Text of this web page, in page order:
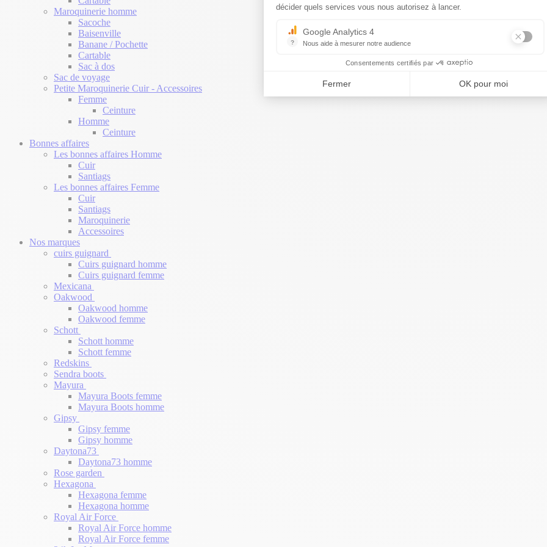
décider quels services vous nous autorisez à lancer.
?
Google Analytics 4
Nous aide à mesurer notre audience
Consentements certifiés par
Fermer OK pour moi
Maroquinerie homme
Sacoche
Baisenville
Banane / Pochette
Cartable
Sac à dos
Sac de voyage
Petite Maroquinerie Cuir - Accessoires
Femme
Ceinture
Homme
Ceinture
Bonnes affaires
Les bonnes affaires Homme
Cuir
Santiags
Les bonnes affaires Femme
Cuir
Santiags
Maroquinerie
Accessoires
Nos marques
cuirs guignard
Cuirs guignard homme
Cuirs guignard femme
Mexicana
Oakwood
Oakwood homme
Oakwood femme
Schott
Schott homme
Schott femme
Redskins
Sendra boots
Mayura
Mayura Boots femme
Mayura Boots homme
Gipsy
Gipsy femme
Gipsy homme
Daytona73
Daytona73 homme
Rose garden
Hexagona
Hexagona femme
Hexagona homme
Royal Air Force
Royal Air Force homme
Royal Air Force femme